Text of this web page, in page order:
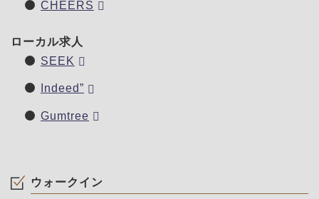
CHEERS
ローカル求人
SEEK
Indeed”
Gumtree
ウォークイン